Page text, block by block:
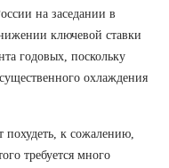
на заседании в
ключевой ставки
годовых, поскольку
охлаждения
к сожалению,
требуется много